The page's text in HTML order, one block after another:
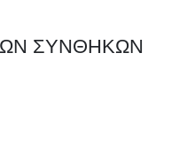
ΣΥΝΘΗΚΩΝ